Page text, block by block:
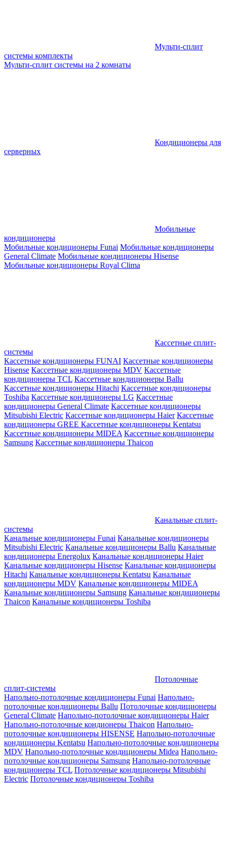
Мульти-сплит
системы комплекты
Мульти-сплит системы на 2 комнаты
Кондиционеры для
серверных
Мобильные
кондиционеры
Мобильные кондиционеры Funai Мобильные кондиционеры
General Climate Мобильные кондиционеры Hisense
Мобильные кондиционеры Royal Clima
Кассетные сплит-
системы
Кассетные кондиционеры FUNAI Кассетные кондиционеры
Hisense Кассетные кондиционеры MDV Кассетные
кондиционеры TCL Кассетные кондиционеры Ballu
Кассетные кондиционеры Hitachi Кассетные кондиционеры
Toshiba Кассетные кондиционеры LG Кассетные
кондиционеры General Climate Кассетные кондиционеры
Mitsubishi Electric Кассетные кондиционеры Haier Кассетные
кондиционеры GREE Кассетные кондиционеры Kentatsu
Кассетные кондиционеры MIDEA Кассетные кондиционеры
Samsung Кассетные кондиционеры Thaicon
Канальные сплит-
системы
Канальные кондиционеры Funai Канальные кондиционеры
Mitsubishi Electric Канальные кондиционеры Ballu Канальные
кондиционеры Energolux Канальные кондиционеры Haier
Канальные кондиционеры Hisense Канальные кондиционеры
Hitachi Канальные кондиционеры Kentatsu Канальные
кондиционеры MDV Канальные кондиционеры MIDEA
Канальные кондиционеры Samsung Канальные кондиционеры
Thaicon Канальные кондиционеры Toshiba
Потолочные
сплит-системы
Напольно-потолочные кондиционеры Funai Напольно-
потолочные кондиционеры Ballu Потолочные кондиционеры
General Climate Напольно-потолочные кондиционеры Haier
Напольно-потолочные кондионеры Thaicon Напольно-
потолочные кондиционеры HISENSE Напольно-потолочные
кондиционеры Kentatsu Напольно-потолочные кондиционеры
MDV Напольно-потолочные кондиционеры Midea Напольно-
потолочные кондиционеры Samsung Напольно-потолочные
кондиционеры TCL Потолочные кондиционеры Mitsubishi
Electric Потолочные кондиционеры Toshiba